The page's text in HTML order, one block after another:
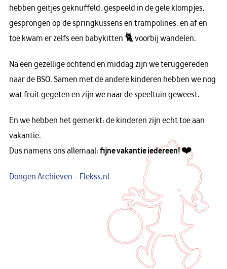
hebben geitjes geknuffeld, gespeeld in de gele klompjes,
gesprongen op de springkussens en trampolines, en af en
toe kwam er zelfs een babykitten 🐈 voorbij wandelen.
Na een gezellige ochtend en middag zijn we teruggereden
naar de BSO. Samen met de andere kinderen hebben we nog
wat fruit gegeten en zijn we naar de speeltuin geweest.
En we hebben het gemerkt: de kinderen zijn echt toe aan
vakantie.
Dus namens ons allemaal:fijne vakantie iedereen!❤️
Dongen Archieven – Flekss.nl